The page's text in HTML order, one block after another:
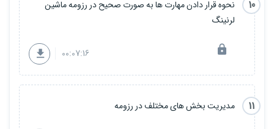
10
نحوه قرار دادن مهارت ها به صورت صحیح در رزومه ماشین
لرنینگ
00:07:16
11 مدیریت بخش های مختلف در رزومه